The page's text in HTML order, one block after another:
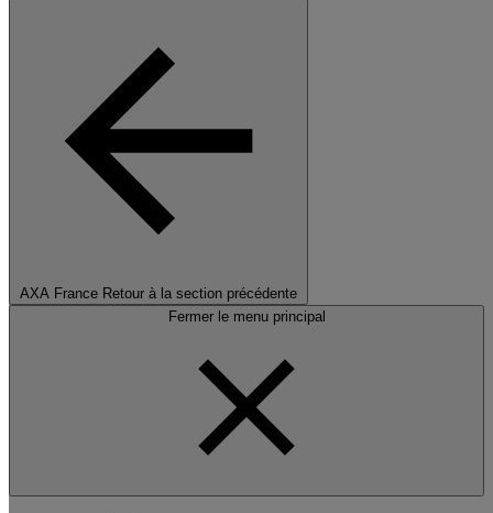
AXA France Retour à la section précédente
Fermer le menu principal